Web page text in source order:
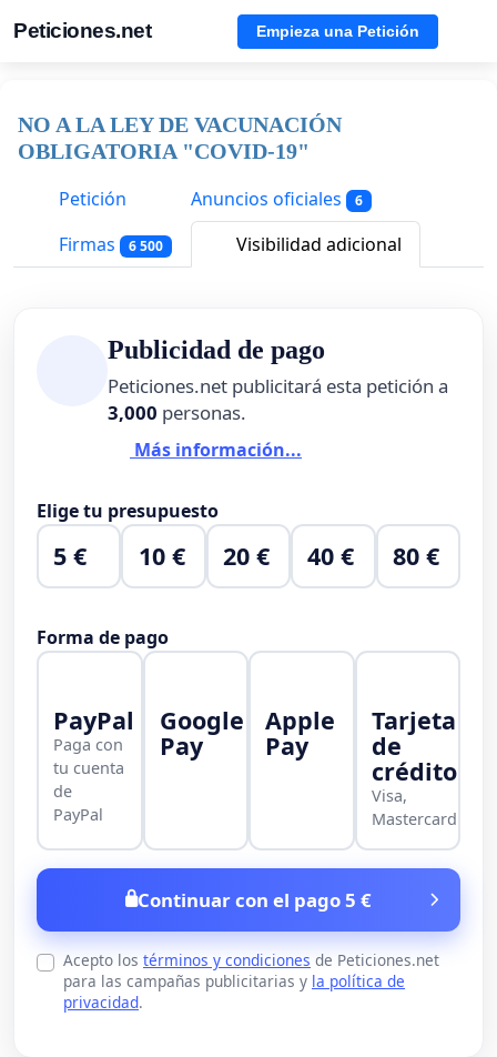
Peticiones.net Empieza una Petición
NO A LA LEY DE VACUNACIÓN
OBLIGATORIA "COVID-19"
Petición
Anuncios oficiales 6
Firmas 6 500 Visibilidad adicional
Publicidad de pago
Peticiones.net publicitará esta petición a
3,000 personas.
Más información...
Elige tu presupuesto
5 € 10 € 20 € 40 € 80 €
Forma de pago
PayPal
Paga con
tu cuenta
de
PayPal
Google
Pay
Apple
Pay
Tarjeta
de
crédito
Visa,
Mastercard
Continuar con el pago 5 €
Acepto los términos y condiciones de Peticiones.net
para las campañas publicitarias y la política de
privacidad.